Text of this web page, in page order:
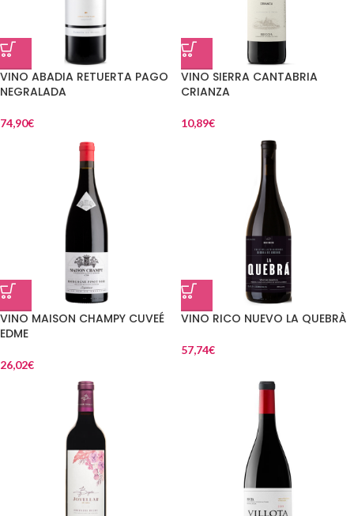
VINO ABADIA RETUERTA PAGO
NEGRALADA
74,90€
VINO SIERRA CANTABRIA
CRIANZA
10,89€
VINO MAISON CHAMPY CUVEÉ
EDME
26,02€
VINO RICO NUEVO LA QUEBRÀ
57,74€